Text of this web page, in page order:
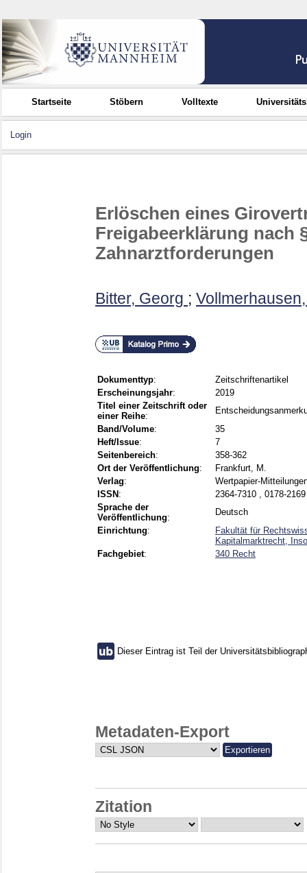
Startseite Stöbern Volltexte
Login
Erlöschen eines
Freigabeerklärung nach
Zahnarztforderungen
Bitter, Georg ;
Dokumenttyp:
Zeitschriftenartikel
Erscheinungsjahr:
2019
Titel einer Zeitschrift oder
einer Reihe:
Band/Volume:
35
Heft/Issue:
7
Seitenbereich:
358-362
Ort der Veröffentlichung:
Frankfurt, M.
Verlag:
Wertpapier-
ISSN :
2364-7310 , 0178-
Sprache der
Veröffentlichung:
Deutsch
Einrichtung:
Fakultät für
Kapitalmarktrecht,
Fachgebiet: 340 Recht
Dieser Eintrag ist Teil der
Metadaten-Export
Zitation